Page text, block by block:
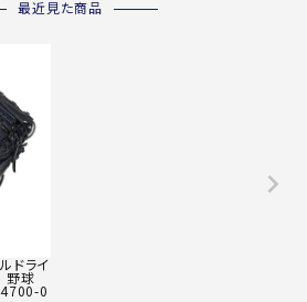
最近見た商品
ドライ
野球
0